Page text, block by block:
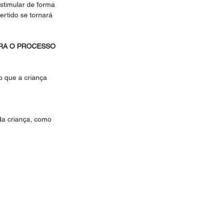
de forma
se tornará
O PROCESSO
que a criança
criança, como